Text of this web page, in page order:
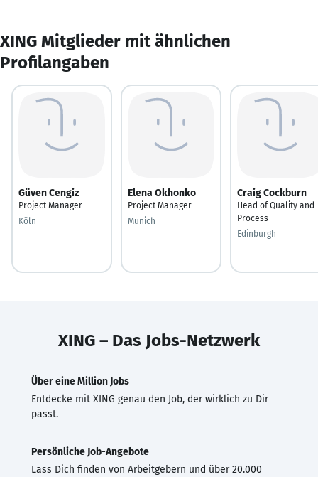
XING Mitglieder mit ähnlichen
Profilangaben
Güven Cengiz
Project Manager
Köln
Elena Okhonko
Project Manager
Munich
Craig Cockburn
Head of Quality and
Process
Edinburgh
XING – Das Jobs-Netzwerk
Über eine Million Jobs
Entdecke mit XING genau den Job, der wirklich zu Dir
passt.
Persönliche Job-Angebote
Lass Dich finden von Arbeitgebern und über 20.000